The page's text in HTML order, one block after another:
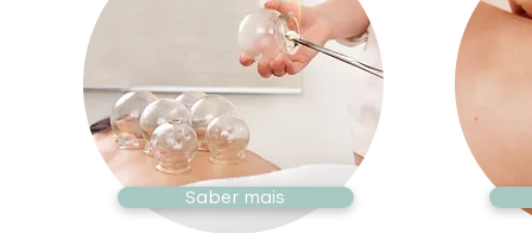
Saber mais